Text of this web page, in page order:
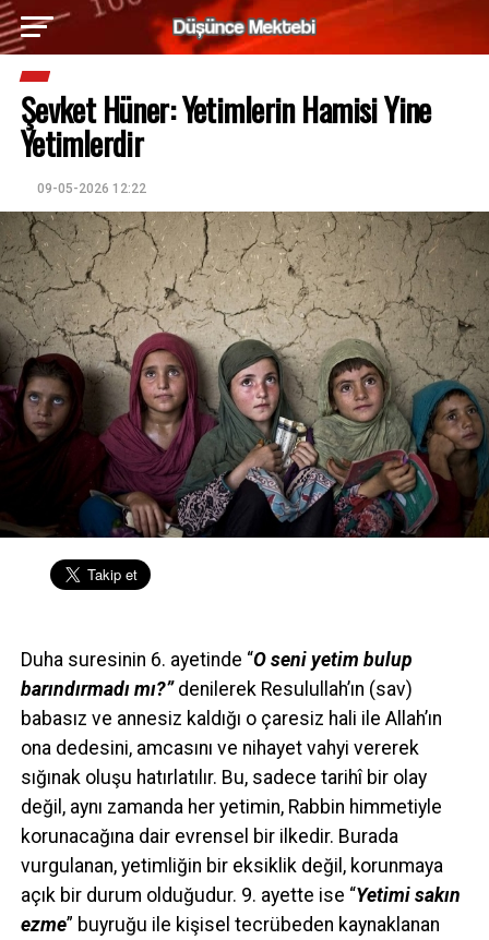
Şevket Hüner: Yetimlerin Hamisi Yine
Yetimlerdir
09-05-2026 12:22
Duha suresinin 6. ayetinde “O seni yetim bulup
barındırmadı mı?”denilerek Resulullah’ın (sav)
babasız ve annesiz kaldığı o çaresiz hali ile Allah’ın
ona dedesini, amcasını ve nihayet vahyi vererek
sığınak oluşu hatırlatılır. Bu, sadece tarihî bir olay
değil, aynı zamanda her yetimin, Rabbin himmetiyle
korunacağına dair evrensel bir ilkedir. Burada
vurgulanan, yetimliğin bir eksiklik değil, korunmaya
açık bir durum olduğudur. 9. ayette ise “Yetimi sakın
ezme” buyruğu ile kişisel tecrübeden kaynaklanan